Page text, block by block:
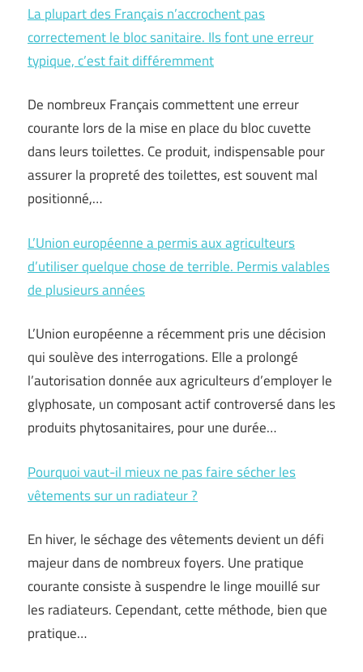
La plupart des Français n’accrochent pas
correctement le bloc sanitaire. Ils font une erreur
typique, c’est fait différemment
De nombreux Français commettent une erreur
courante lors de la mise en place du bloc cuvette
dans leurs toilettes. Ce produit, indispensable pour
assurer la propreté des toilettes, est souvent mal
positionné,…
L’Union européenne a permis aux agriculteurs
d’utiliser quelque chose de terrible. Permis valables
de plusieurs années
L’Union européenne a récemment pris une décision
qui soulève des interrogations. Elle a prolongé
l’autorisation donnée aux agriculteurs d’employer le
glyphosate, un composant actif controversé dans les
produits phytosanitaires, pour une durée…
Pourquoi vaut-il mieux ne pas faire sécher les
vêtements sur un radiateur ?
En hiver, le séchage des vêtements devient un défi
majeur dans de nombreux foyers. Une pratique
courante consiste à suspendre le linge mouillé sur
les radiateurs. Cependant, cette méthode, bien que
pratique…